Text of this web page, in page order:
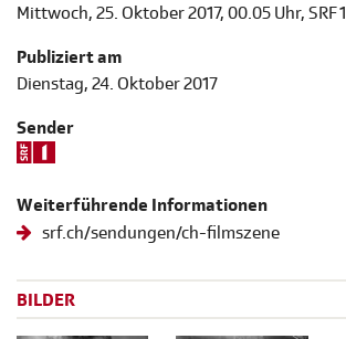
Mittwoch, 25. Oktober 2017, 00.05 Uhr, SRF 1
Publiziert am
Dienstag, 24. Oktober 2017
Sender
Weiterführende Informationen
srf.ch/sendungen/ch-filmszene
BILDER